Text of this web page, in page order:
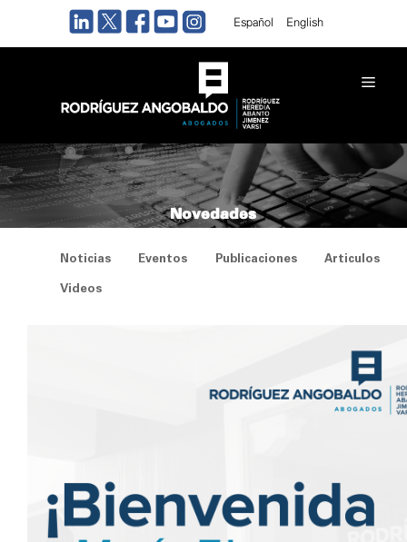
Español English
Novedades
Noticias Eventos Publicaciones Articulos
Videos